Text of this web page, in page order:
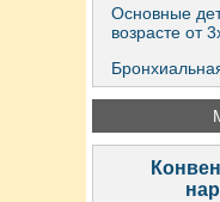
Основные
возрасте от